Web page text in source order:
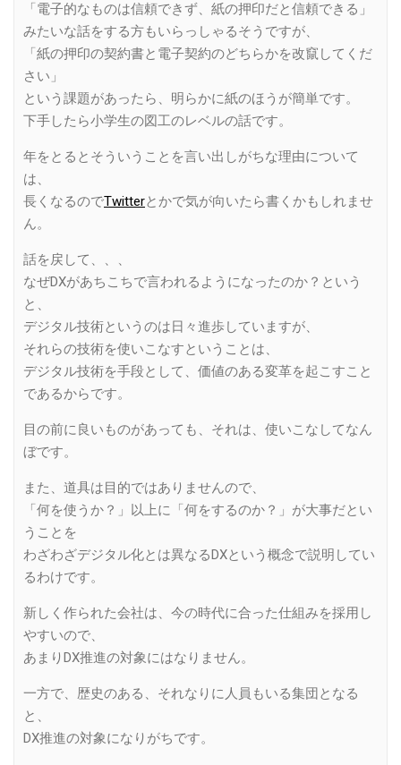
「電子的なものは信頼できず、紙の押印だと信頼できる」
みたいな話をする方もいらっしゃるそうですが、
「紙の押印の契約書と電子契約のどちらかを改竄してくだ
さい」
という課題があったら、明らかに紙のほうが簡単です。
下手したら小学生の図工のレベルの話です。
年をとるとそういうことを言い出しがちな理由について
は、
長くなるのでTwitterとかで気が向いたら書くかもしれませ
ん。
話を戻して、、、
なぜDXがあちこちで言われるようになったのか？という
と、
デジタル技術というのは日々進歩していますが、
それらの技術を使いこなすということは、
デジタル技術を手段として、価値のある変革を起こすこと
であるからです。
目の前に良いものがあっても、それは、使いこなしてなん
ぼです。
また、道具は目的ではありませんので、
「何を使うか？」以上に「何をするのか？」が大事だとい
うことを
わざわざデジタル化とは異なるDXという概念で説明してい
るわけです。
新しく作られた会社は、今の時代に合った仕組みを採用し
やすいので、
あまりDX推進の対象にはなりません。
一方で、歴史のある、それなりに人員もいる集団となる
と、
DX推進の対象になりがちです。